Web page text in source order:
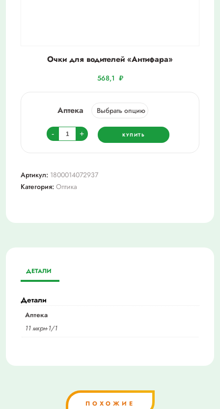
Очки для водителей «Антифара»
568,1 ₽
Аптека
-
Количество
товара
Очки
водителей
"Антифара"
+ КУПИТЬ
Артикул: 1800014072937
Категория: Оптика
ДЕТАЛИ
Детали
Аптека
11 мкрн-1/1
ПОХОЖИЕ